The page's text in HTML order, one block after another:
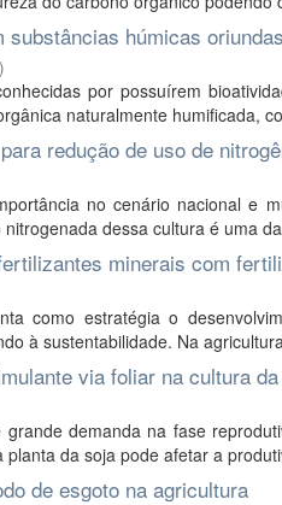
húmicas
)
por possuírem
naturalmente humificada,
redução de uso de
no cenário nacional e
dessa cultura é uma
minerais com
como estratégia o
à sustentabilidade. Na
via foliar na cultura
demanda na fase
da soja pode afetar a
de esgoto na agricultura